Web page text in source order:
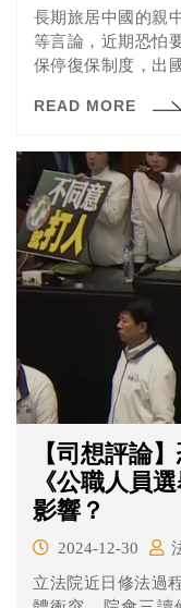
長期旅居中國的親
等言論，近期恐怕
保停復保制度，出
康保險法施行細則
理停保者，當次停
不再辦理停保。
READ MORE
【司想評論
《公職人員
影響？
2024-12-30
立法院近日修法過